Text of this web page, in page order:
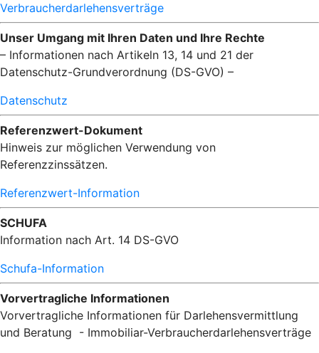
Verbraucherdarlehensverträge
Unser Umgang mit Ihren Daten und Ihre Rechte
– Informationen nach Artikeln 13, 14 und 21 der
Datenschutz-Grundverordnung (DS-GVO) –
Datenschutz
Referenzwert-Dokument
Hinweis zur möglichen Verwendung von
Referenzzinssätzen.
Referenzwert-Information
SCHUFA
Information nach Art. 14 DS-GVO
Schufa-Information
Vorvertragliche Informationen
Vorvertragliche Informationen für Darlehensvermittlung
und Beratung - Immobiliar-Verbraucherdarlehensverträge